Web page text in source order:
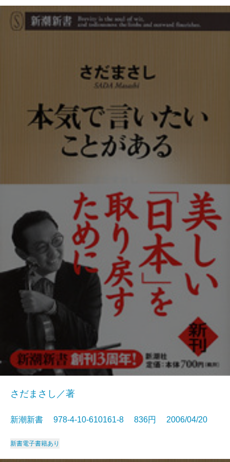
さだまさし／著
新潮新書 978-4-10-610161-8 836円 2006/04/20
新書電子書籍あり